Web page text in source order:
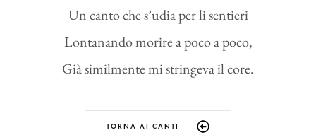
Un canto che s’udia per li sentieri
Lontanando morire a poco a poco,
Già similmente mi stringeva il core.
TORNA AI CANTI